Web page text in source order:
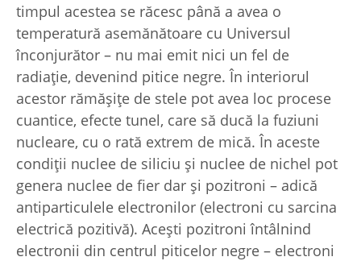
timpul acestea se răcesc până a avea o
temperatură asemănătoare cu Universul
înconjurător – nu mai emit nici un fel de
radiaţie, devenind pitice negre. În interiorul
acestor rămăşiţe de stele pot avea loc procese
cuantice, efecte tunel, care să ducă la fuziuni
nucleare, cu o rată extrem de mică. În aceste
condiţii nuclee de siliciu şi nuclee de nichel pot
genera nuclee de fier dar şi pozitroni – adică
antiparticulele electronilor (electroni cu sarcina
electrică pozitivă). Aceşti pozitroni întâlnind
electronii din centrul piticelor negre – electroni